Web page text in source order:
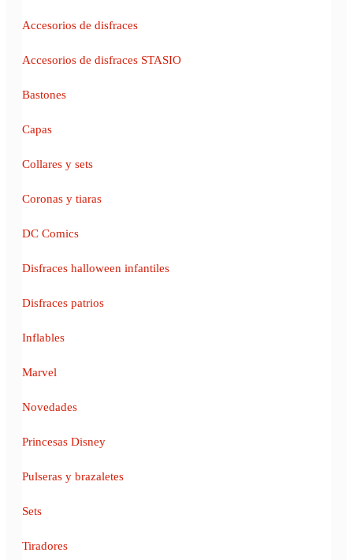
Accesorios de disfraces
Accesorios de disfraces STASIO
Bastones
Capas
Collares y sets
Coronas y tiaras
DC Comics
Disfraces halloween infantiles
Disfraces patrios
Inflables
Marvel
Novedades
Princesas Disney
Pulseras y brazaletes
Sets
Tiradores